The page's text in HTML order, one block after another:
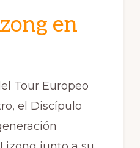
en
Tour Europeo
el Discípulo